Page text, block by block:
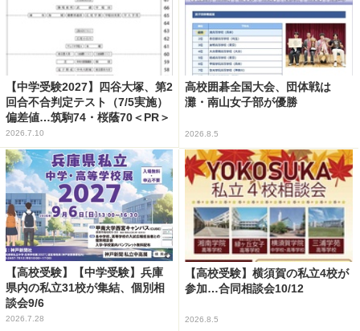
【中学受験2027】四谷大塚、第2
回合不合判定テスト（7/5実施）
偏差値…筑駒74・桜蔭70＜PR＞
2026.7.10
高校囲碁全国大会、団体戦は
灘・南山女子部が優勝
2026.8.5
【高校受験】【中学受験】兵庫
県内の私立31校が集結、個別相
談会9/6
2026.7.28
【高校受験】横須賀の私立4校が
参加…合同相談会10/12
2026.8.5